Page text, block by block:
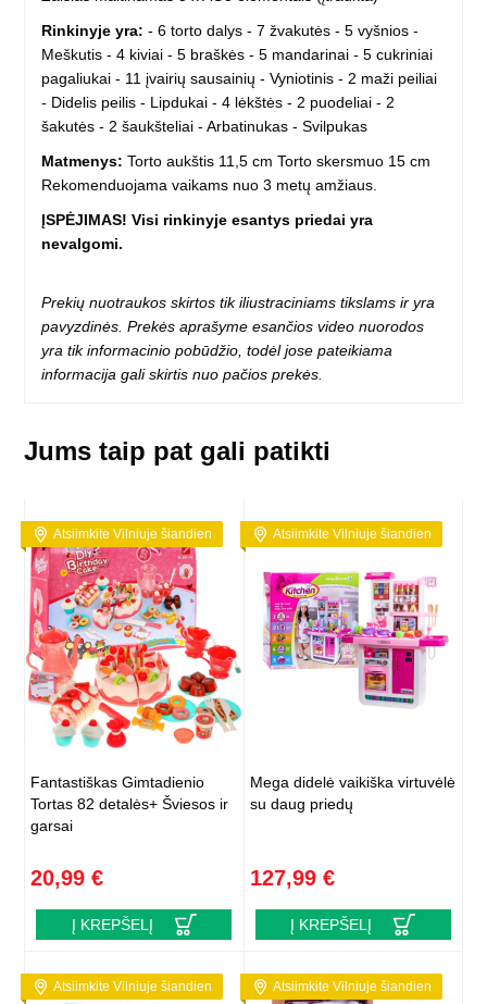
Rinkinyje yra: - 6 torto dalys - 7 žvakutės - 5 vyšnios -
Meškutis - 4 kiviai - 5 braškės - 5 mandarinai - 5 cukriniai
pagaliukai - 11 įvairių sausainių - Vyniotinis - 2 maži peiliai
- Didelis peilis - Lipdukai - 4 lėkštės - 2 puodeliai - 2
šakutės - 2 šaukšteliai - Arbatinukas - Svilpukas
Matmenys: Torto aukštis 11,5 cm Torto skersmuo 15 cm
Rekomenduojama vaikams nuo 3 metų amžiaus.
ĮSPĖJIMAS! Visi rinkinyje esantys priedai yra
nevalgomi.
Prekių nuotraukos skirtos tik iliustraciniams tikslams ir yra
pavyzdinės. Prekės aprašyme esančios video nuorodos
yra tik informacinio pobūdžio, todėl jose pateikiama
informacija gali skirtis nuo pačios prekės.
Jums taip pat gali patikti
Atsiimkite Vilniuje šiandien
Fantastiškas Gimtadienio
Tortas 82 detalės+ Šviesos ir
garsai
20,99 €
Į KREPŠELĮ
Atsiimkite Vilniuje šiandien
Mega didelė vaikiška virtuvėlė
su daug priedų
127,99 €
Į KREPŠELĮ
Atsiimkite Vilniuje šiandien Atsiimkite Vilniuje šiandien